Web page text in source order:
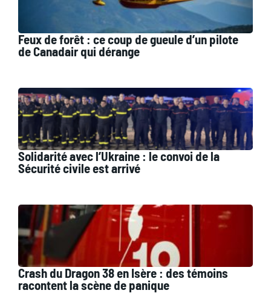
Feux de forêt : ce coup de gueule d’un pilote
de Canadair qui dérange
Solidarité avec l’Ukraine : le convoi de la
Sécurité civile est arrivé
Crash du Dragon 38 en Isère : des témoins
racontent la scène de panique